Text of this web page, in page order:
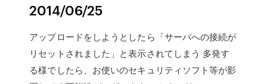
2014/06/25
アップロードをしようとしたら「サーバへの接続が
リセットされました」と表示されてしまう 多発す
る様でしたら、お使いのセキュリティソフト等が影